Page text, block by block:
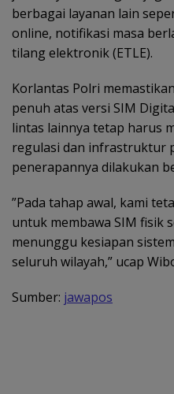
berbagai layanan lain
online, notifikasi masa
tilang elektronik (ETLE).
Korlantas Polri
penuh atas versi SIM
lintas lainnya tetap harus
regulasi dan infrastruktur
penerapannya dilakukan
”Pada tahap awal, kami
untuk membawa SIM fisik
menunggu kesiapan
seluruh wilayah,” ucap
Sumber: jawapos